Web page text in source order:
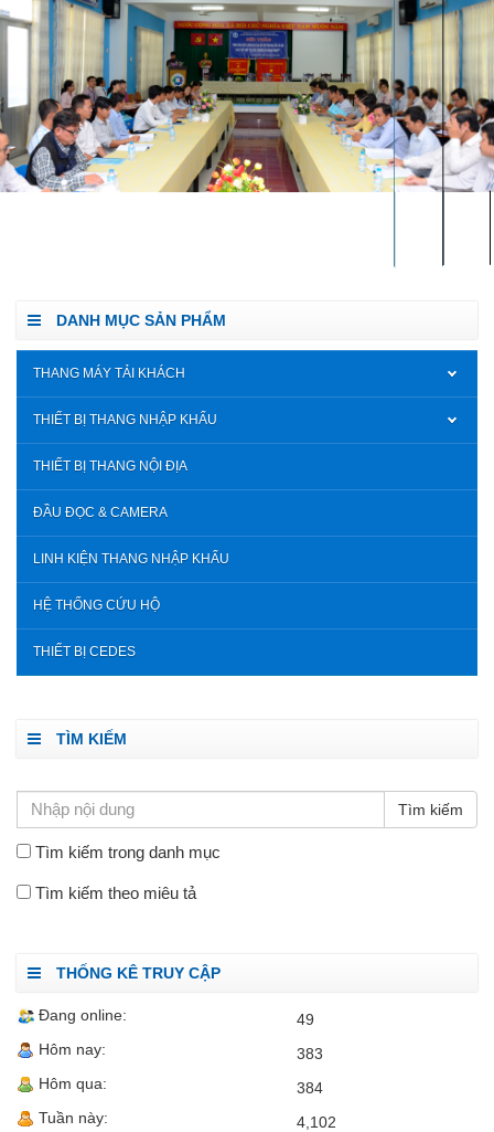
DANH MỤC SẢN PHẨM
THANG MÁY TẢI KHÁCH
THIẾT BỊ THANG NHẬP KHẨU
THIẾT BỊ THANG NỘI ĐỊA
ĐẦU ĐỌC & CAMERA
LINH KIỆN THANG NHẬP KHẨU
HỆ THỐNG CỨU HỘ
THIẾT BỊ CEDES
TÌM KIẾM
Tìm kiếm trong danh mục
Tìm kiếm theo miêu tả
THỐNG KÊ TRUY CẬP
Đang online:
49
Hôm nay:
383
Hôm qua:
384
Tuần này:
4,102